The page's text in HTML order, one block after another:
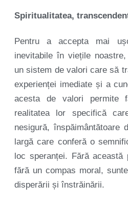
Spiritualitatea,
Pentru a accepta mai
inevitabile în viețile
un sistem de valori care să
experienței imediate și a
acesta de valori permite
realitatea lor specifică
nesigură, înspăimântătoare
largă care conferă o
loc speranței. Fără
fără un compas moral,
disperării și înstrăinării.